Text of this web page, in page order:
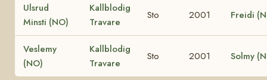
Ulsrud
Minsti (NO)
Kallblodig
Travare
Sto 2001 Freidi
Veslemy
(NO)
Kallblodig
Travare
Sto 2001 Solmy